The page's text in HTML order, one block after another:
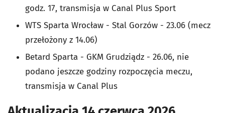
godz. 17, transmisja w Canal Plus Sport
WTS Sparta Wrocław - Stal Gorzów - 23.06 (mecz
przełożony z 14.06)
Betard Sparta - GKM Grudziądz - 26.06, nie
podano jeszcze godziny rozpoczęcia meczu,
transmisja w Canal Plus